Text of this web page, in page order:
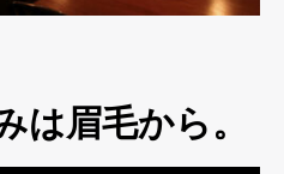
は眉毛から。